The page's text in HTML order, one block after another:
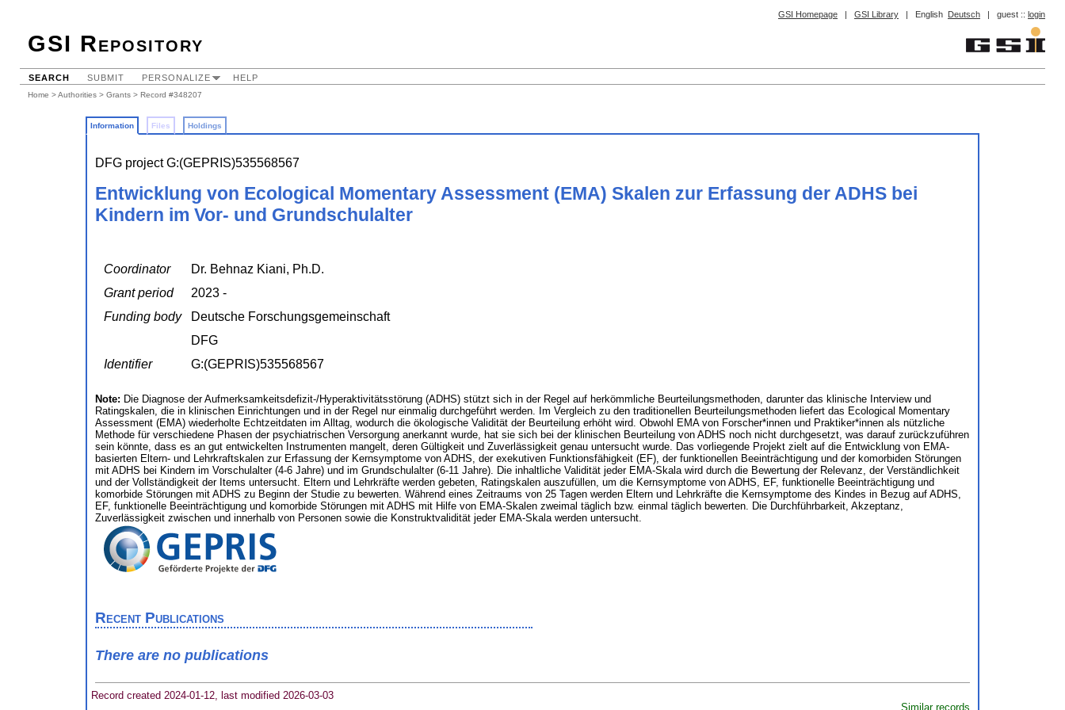
GSI Homepage | GSI Library | English Deutsch | guest :: login
GSI Repository
SEARCH SUBMIT PERSONALIZE HELP
Home >Authorities > Grants > Record #348207
Information Files Holdings
DFG project G:(GEPRIS)535568567
Entwicklung von Ecological Momentary Assessment (EMA) Skalen zur Erfassung der ADHS bei
Kindern im Vor- und Grundschulalter
Coordinator
Dr. Behnaz Kiani, Ph.D.
Grant period
2023 -
Funding body
Deutsche Forschungsgemeinschaft
DFG
Identifier
G:(GEPRIS)535568567
Note: Die Diagnose der Aufmerksamkeitsdefizit-/Hyperaktivitätsstörung (ADHS) stützt sich in der Regel auf herkömmliche Beurteilungsmethoden, darunter das klinische Interview und
Ratingskalen, die in klinischen Einrichtungen und in der Regel nur einmalig durchgeführt werden. Im Vergleich zu den traditionellen Beurteilungsmethoden liefert das Ecological Momentary
Assessment (EMA) wiederholte Echtzeitdaten im Alltag, wodurch die ökologische Validität der Beurteilung erhöht wird. Obwohl EMA von Forscher*innen und Praktiker*innen als nützliche
Methode für verschiedene Phasen der psychiatrischen Versorgung anerkannt wurde, hat sie sich bei der klinischen Beurteilung von ADHS noch nicht durchgesetzt, was darauf zurückzuführen
sein könnte, dass es an gut entwickelten Instrumenten mangelt, deren Gültigkeit und Zuverlässigkeit genau untersucht wurde. Das vorliegende Projekt zielt auf die Entwicklung von EMA-
basierten Eltern- und Lehrkraftskalen zur Erfassung der Kernsymptome von ADHS, der exekutiven Funktionsfähigkeit (EF), der funktionellen Beeinträchtigung und der komorbiden Störungen
mit ADHS bei Kindern im Vorschulalter (4-6 Jahre) und im Grundschulalter (6-11 Jahre). Die inhaltliche Validität jeder EMA-Skala wird durch die Bewertung der Relevanz, der Verständlichkeit
und der Vollständigkeit der Items untersucht. Eltern und Lehrkräfte werden gebeten, Ratingskalen auszufüllen, um die Kernsymptome von ADHS, EF, funktionelle Beeinträchtigung und
komorbide Störungen mit ADHS zu Beginn der Studie zu bewerten. Während eines Zeitraums von 25 Tagen werden Eltern und Lehrkräfte die Kernsymptome des Kindes in Bezug auf ADHS,
EF, funktionelle Beeinträchtigung und komorbide Störungen mit ADHS mit Hilfe von EMA-Skalen zweimal täglich bzw. einmal täglich bewerten. Die Durchführbarkeit, Akzeptanz,
Zuverlässigkeit zwischen und innerhalb von Personen sowie die Konstruktvalidität jeder EMA-Skala werden untersucht.
Recent Publications
There are no publications
Record created 2024-01-12, last modified 2026-03-03
Similar records